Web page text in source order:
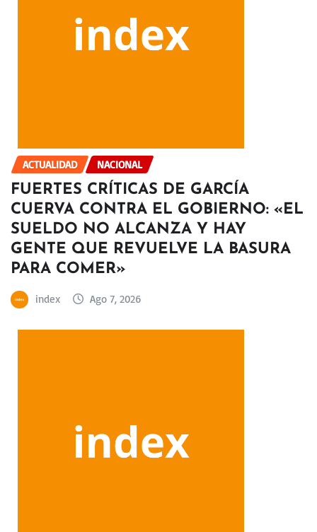
ACTUALIDAD NACIONAL
FUERTES CRÍTICAS DE GARCÍA
CUERVA CONTRA EL GOBIERNO: «EL
SUELDO NO ALCANZA Y HAY
GENTE QUE REVUELVE LA BASURA
PARA COMER»
index Ago 7, 2026